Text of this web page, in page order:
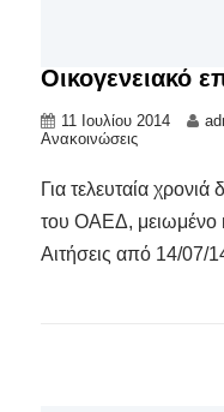
Οικογενειακό
11 Ιουλίου 2014
Ανακοινώσεις
Για τελευταία χρονιά
του ΟΑΕΔ, μειωμένο
Αιτήσεις από 14/07/